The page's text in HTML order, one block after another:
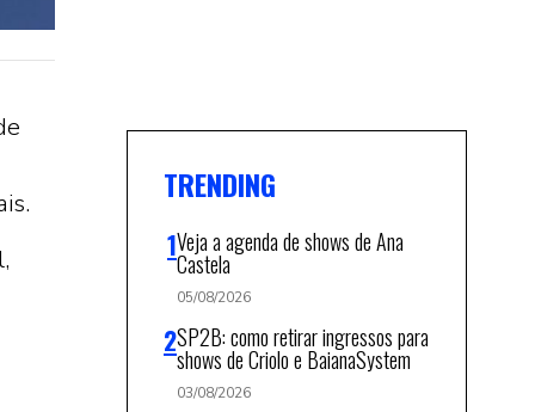
TRENDING
Veja a agenda de shows de Ana
Castela
05/08/2026
SP2B: como retirar ingressos para
shows de Criolo e BaianaSystem
03/08/2026